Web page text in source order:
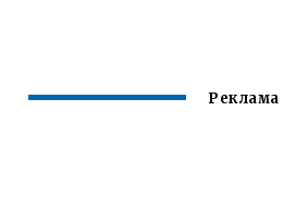
Реклама